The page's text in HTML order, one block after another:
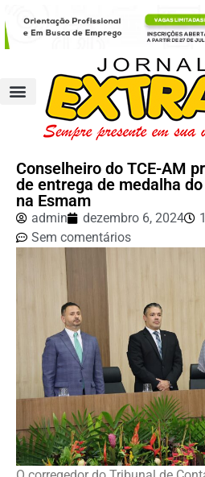
Conselheiro do TCE-AM
de entrega de medalha
na Esmam
admin dezembro 6, 2024
Sem comentários